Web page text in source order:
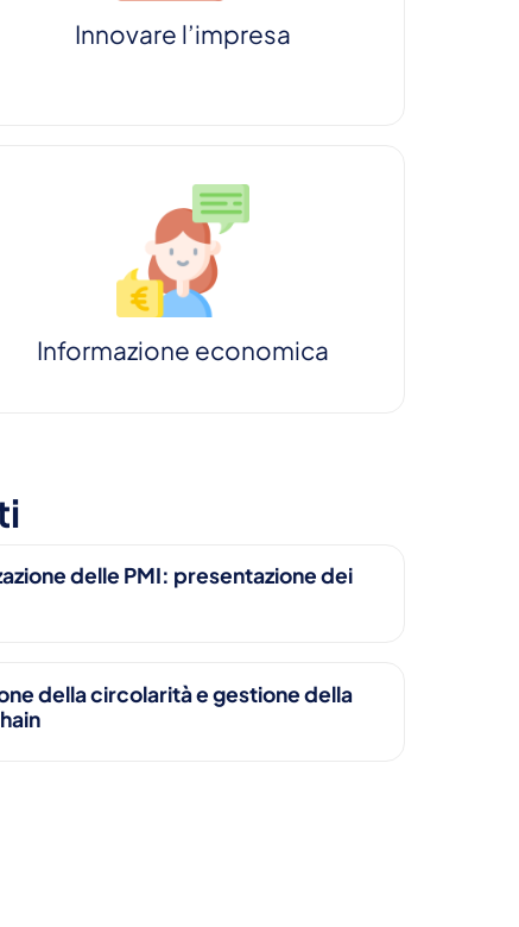
Innovare l’impresa
Informazione economica
delle PMI: presentazione dei
della circolarità e gestione della